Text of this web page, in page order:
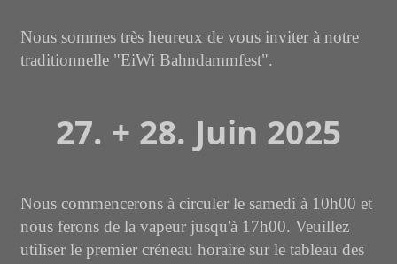
Nous sommes très heureux de vous inviter à notre
traditionnelle "EiWi Bahndammfest".
27. + 28. Juin 2025
Nous commencerons à circuler le samedi à 10h00 et
nous ferons de la vapeur jusqu'à 17h00. Veuillez
utiliser le premier créneau horaire sur le tableau des